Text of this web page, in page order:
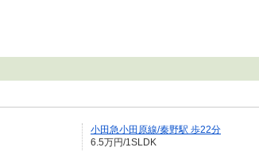
小田急小田原線/秦野駅 歩22分
6.5万円/1SLDK